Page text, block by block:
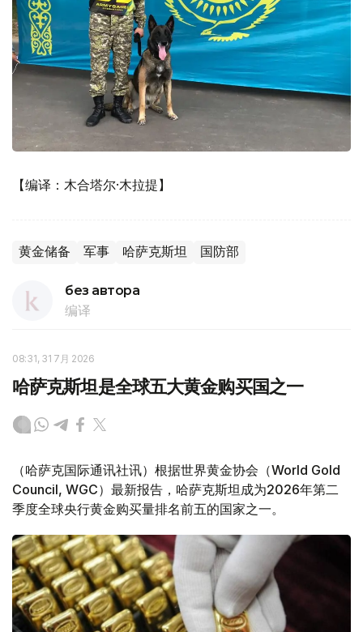
【编译：木合塔尔·木拉提】
黄金储备 军事 哈萨克斯坦 国防部
без автора
编译
08:31, 31 7月 2026
哈萨克斯坦是全球五大黄金购买国之一
（哈萨克国际通讯社讯）根据世界黄金协会（World Gold
Council, WGC）最新报告，哈萨克斯坦成为2026年第二
季度全球央行黄金购买量排名前五的国家之一。